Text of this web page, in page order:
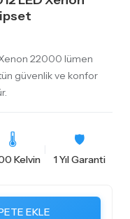
22000 lümen
güvenlik ve konfor
🌡
Kelvin
🛡️
1 Yıl Garanti
EKLE